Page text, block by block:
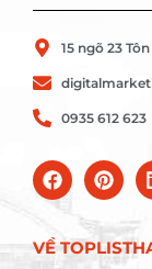
15 ngõ 23
0935 612 623
VỀ